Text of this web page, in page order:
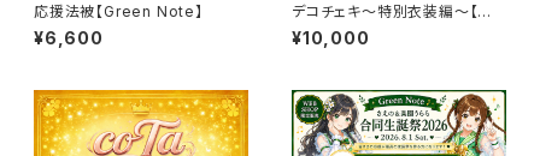
応援法被【Green Note】
¥6,600
デコチェキ〜特別衣装編〜【箱
推しセット】
¥10,000